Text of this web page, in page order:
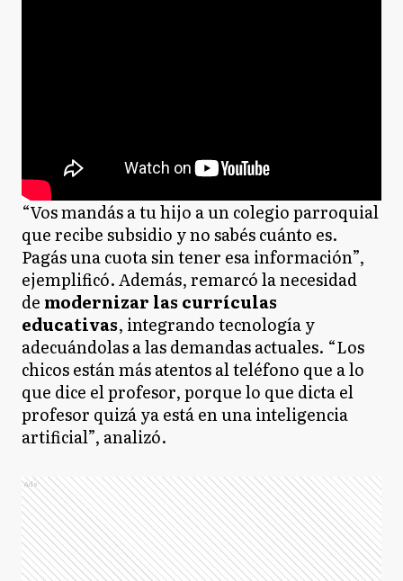
“Vos mandás a tu hijo a un colegio parroquial
que recibe subsidio y no sabés cuánto es.
Pagás una cuota sin tener esa información”,
ejemplificó. Además, remarcó la necesidad
de modernizar las currículas
educativas, integrando tecnología y
adecuándolas a las demandas actuales. “Los
chicos están más atentos al teléfono que a lo
que dice el profesor, porque lo que dicta el
profesor quizá ya está en una inteligencia
artificial”, analizó.
Ads